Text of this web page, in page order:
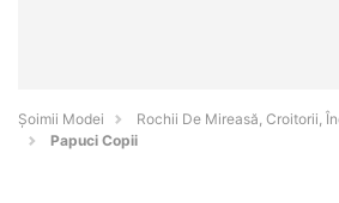
Șoimii Modei
Rochii De Mireasă, Croitorii,
Papuci Copii